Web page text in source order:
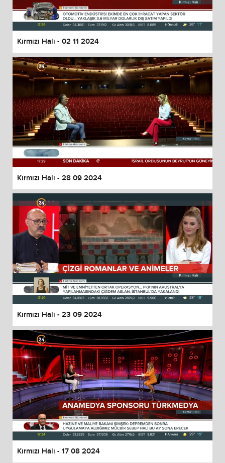
Kırmızı Halı - 02 11 2024
Kırmızı Halı - 28 09 2024
Kırmızı Halı - 23 09 2024
Kırmızı Halı - 17 08 2024